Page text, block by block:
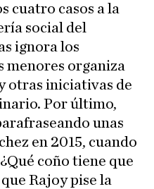
cuatro casos a la
social del
ignora los
menores organiza
otras iniciativas de
Por último,
unas
en 2015, cuando
coño tiene que
Rajoy pise la